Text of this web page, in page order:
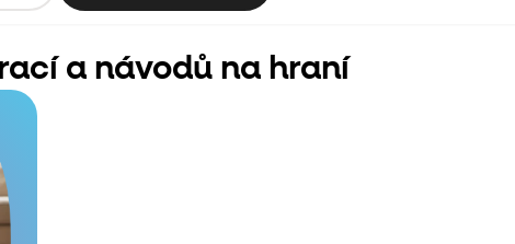
a návodů na hraní